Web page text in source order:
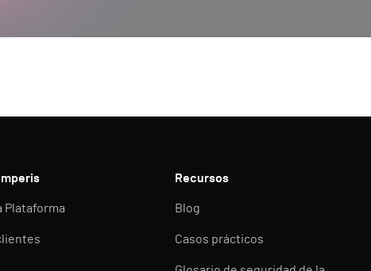
Plataforma
Recursos
Blog
Casos prácticos